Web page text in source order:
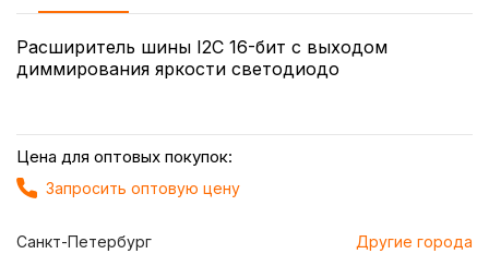
Расширитель шины I2C 16-бит с выходом
диммирования яркости светодиодо
Цена для оптовых покупок:
Запросить оптовую цену
Санкт-Петербург
Другие города